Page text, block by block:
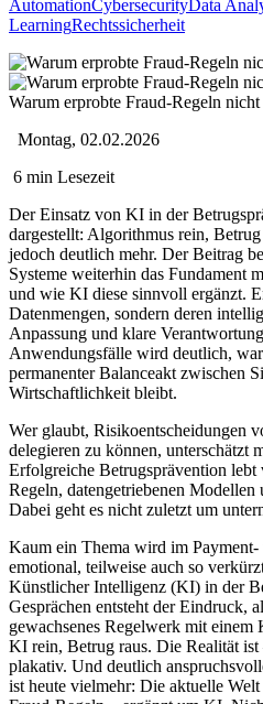
AutomationCybersecurityData
LearningRechtssicherheit
Warum erprobte Fraud-Regeln nicht
Montag, 02.02.2026
6 min Lesezeit
Der Einsatz von KI in der
dargestellt: Algorithmus rein,
jedoch deutlich mehr. Der Beitrag
Systeme weiterhin das Fundament
und wie KI diese sinnvoll ergänzt.
Datenmengen, sondern deren
Anpassung und klare
Anwendungsfälle wird deutlich,
permanenter Balanceakt zwischen
Wirtschaftlichkeit bleibt.
Wer glaubt, Risikoentscheidungen
delegieren zu können, unterschätzt
Erfolgreiche Betrugsprävention lebt
Regeln, datengetriebenen
Dabei geht es nicht zuletzt um
Kaum ein Thema wird im
emotional, teilweise auch so
Künstlicher Intelligenz (KI) in der
Gesprächen entsteht der Eindruck,
gewachsenes Regelwerk mit
KI rein, Betrug raus. Die Realität
plakativ. Und deutlich
ist heute vielmehr: Die aktuelle